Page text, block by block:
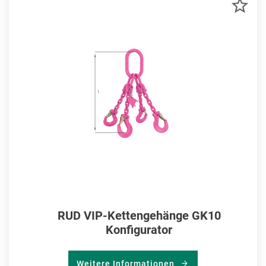
RUD VIP-Kettengehänge GK10
Konfigurator
Weitere Informationen